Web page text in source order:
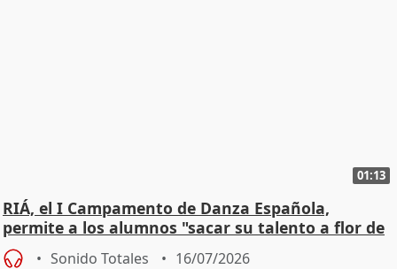
01:13
RIÁ, el I Campamento de Danza Española,
permite a los alumnos "sacar su talento a flor de
piel"
Sonido Totales 16/07/2026